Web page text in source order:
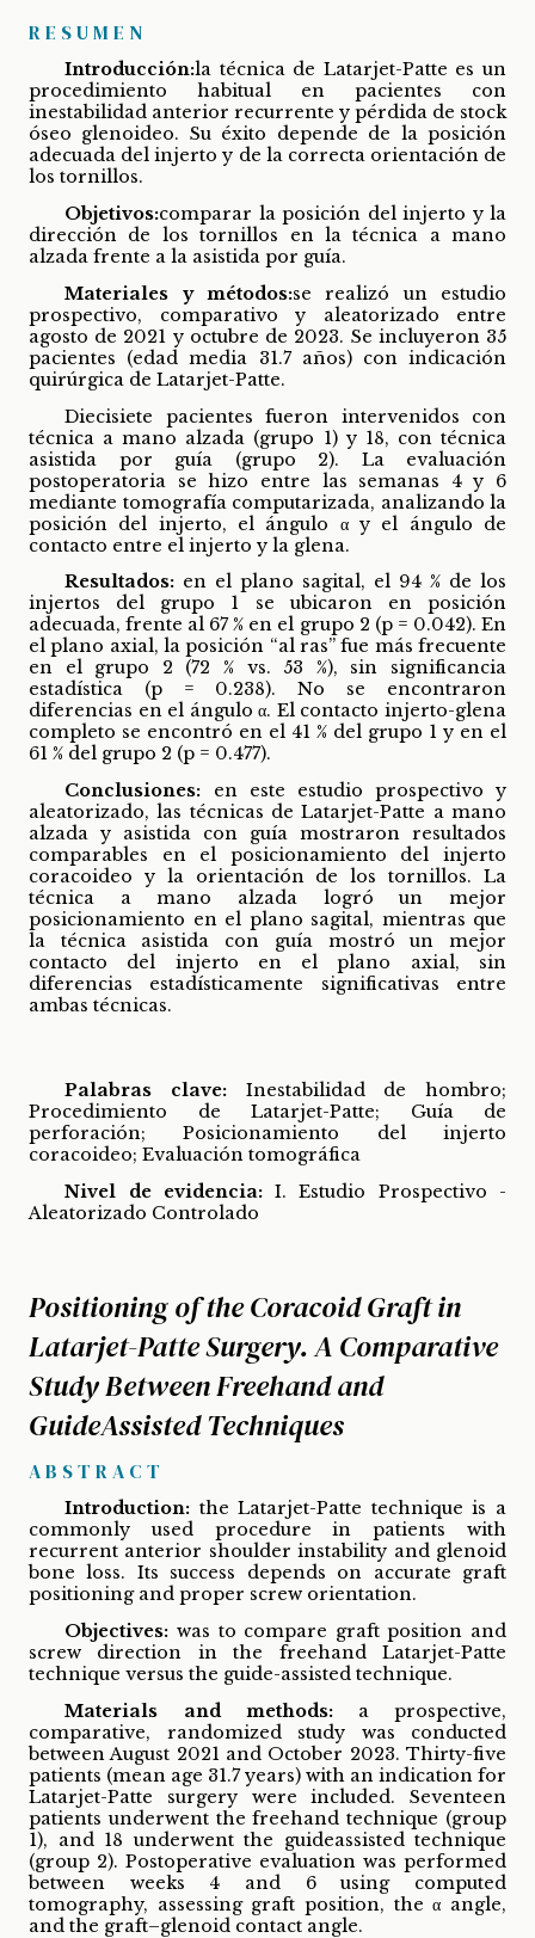
RESUMEN
Introducción:la técnica de Latarjet-Patte es un
procedimiento habitual en pacientes con
inestabilidad anterior recurrente y pérdida de stock
óseo glenoideo. Su éxito depende de la posición
adecuada del injerto y de la correcta orientación de
los tornillos.
Objetivos:comparar la posición del injerto y la
dirección de los tornillos en la técnica a mano
alzada frente a la asistida por guía.
Materiales y métodos:se realizó un estudio
prospectivo, comparativo y aleatorizado entre
agosto de 2021 y octubre de 2023. Se incluyeron 35
pacientes (edad media 31.7 años) con indicación
quirúrgica de Latarjet-Patte.
Diecisiete pacientes fueron intervenidos con
técnica a mano alzada (grupo 1) y 18, con técnica
asistida por guía (grupo 2). La evaluación
postoperatoria se hizo entre las semanas 4 y 6
mediante tomografía computarizada, analizando la
posición del injerto, el ángulo α y el ángulo de
contacto entre el injerto y la glena.
Resultados: en el plano sagital, el 94 % de los
injertos del grupo 1 se ubicaron en posición
adecuada, frente al 67 % en el grupo 2 (p = 0.042). En
el plano axial, la posición “al ras” fue más frecuente
en el grupo 2 (72 % vs. 53 %), sin significancia
estadística (p = 0.238). No se encontraron
diferencias en el ángulo α. El contacto injerto-glena
completo se encontró en el 41 % del grupo 1 y en el
61 % del grupo 2 (p = 0.477).
Conclusiones: en este estudio prospectivo y
aleatorizado, las técnicas de Latarjet-Patte a mano
alzada y asistida con guía mostraron resultados
comparables en el posicionamiento del injerto
coracoideo y la orientación de los tornillos. La
técnica a mano alzada logró un mejor
posicionamiento en el plano sagital, mientras que
la técnica asistida con guía mostró un mejor
contacto del injerto en el plano axial, sin
diferencias estadísticamente significativas entre
ambas técnicas.
Palabras clave: Inestabilidad de hombro;
Procedimiento de Latarjet-Patte; Guía de
perforación; Posicionamiento del injerto
coracoideo; Evaluación tomográfica
Nivel de evidencia:I. Estudio Prospectivo -
Aleatorizado Controlado
Positioning of the Coracoid Graft in
Latarjet-Patte Surgery. A Comparative
Study Between Freehand and
GuideAssisted Techniques
ABSTRACT
Introduction: the Latarjet-Patte technique is a
commonly used procedure in patients with
recurrent anterior shoulder instability and glenoid
bone loss. Its success depends on accurate graft
positioning and proper screw orientation.
Objectives: was to compare graft position and
screw direction in the freehand Latarjet-Patte
technique versus the guide-assisted technique.
Materials and methods:a prospective,
comparative, randomized study was conducted
between August 2021 and October 2023. Thirty-five
patients (mean age 31.7 years) with an indication for
Latarjet-Patte surgery were included. Seventeen
patients underwent the freehand technique (group
1), and 18 underwent the guideassisted technique
(group 2). Postoperative evaluation was performed
between weeks 4 and 6 using computed
tomography, assessing graft position, the α angle,
and the graft–glenoid contact angle.